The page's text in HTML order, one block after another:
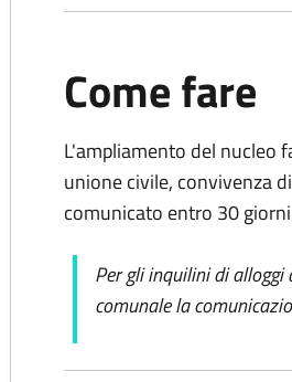
Come fare
L'ampliamento del nucleo
unione civile, convivenza
comunicato entro 30
Per gli inquilini di
comunale la